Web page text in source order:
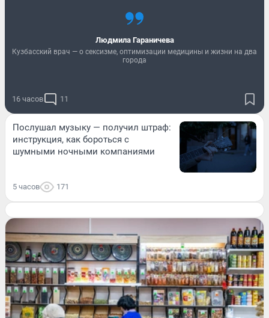
Людмила Гараничева
Кузбасский врач — о сексизме, оптимизации медицины и жизни на два
города
16 часов 11
Послушал музыку — получил штраф:
инструкция, как бороться с
шумными ночными компаниями
5 часов 171